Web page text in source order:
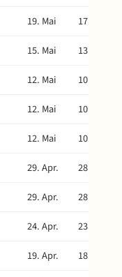
19. Mai
17. Aug.
15. Mai
13. Aug.
12. Mai
10. Aug.
12. Mai
10. Aug.
12. Mai
10. Aug.
29. Apr.
28. Juli
29. Apr.
28. Juli
24. Apr.
23. Juli
19. Apr.
18. Juli